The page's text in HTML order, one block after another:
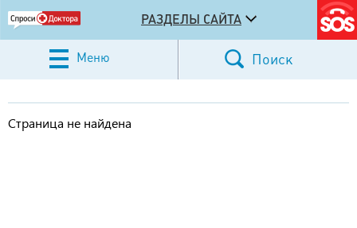
РАЗДЕЛЫ САЙТА
Меню Поиск
Страница не найдена